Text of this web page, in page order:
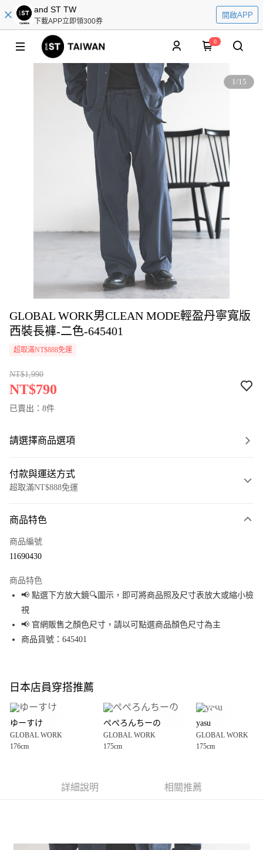
and ST TW
下載APP立即領300券
開啟APP
0
1/15
GLOBAL WORK男CLEAN MODE輕盈丹寧寬版
西裝長褲-二色-645401
超取滿NT$888免運
NT$1,990
NT$790
已賣出：8件
請選擇商品選項
付款與運送方式
超取滿NT$888免運
信用卡一次付款
Apple Pay
街口支付
悠遊付
全盈+PAY
大哥付你分期
【大哥付你分期使用說明】
1.本服務由台灣大哥大提供，台灣大哥大用戶可立即使用無須另外申請。
2.付款方式選擇「大哥付你分期」，訂單成立後會自動跳轉到大哥付的交易
3.實際核准額度、可分期數及費用金額請依後續交易確認頁面所載為準。
4.訂單成立30分鐘內，如未前往確認交易或遇審核未通過，訂單將自動取
醒簡訊。
AFTEE先享後付
商品特色
商品編號
11690430
商品特色
📢 點選下方放大鏡🔍圖示，即可將商品照及尺寸表放大或縮小檢
視
📢 官網販售之顏色尺寸，請以可點選商品顏色尺寸為主
商品貨號：645401
日本店員穿搭推薦
ゆーすけ
GLOBAL WORK
176cm
ぺぺろんちーの
GLOBAL WORK
175cm
yasu
GLOBAL WORK
175cm
詳細說明 相關推薦